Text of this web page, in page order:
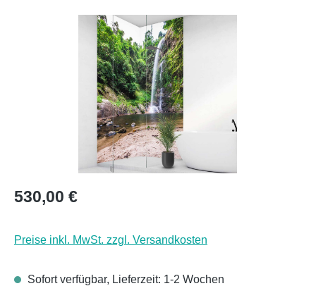
Regulärer Preis:
530,00 €
Preise inkl. MwSt. zzgl. Versandkosten
Sofort verfügbar, Lieferzeit: 1-2 Wochen